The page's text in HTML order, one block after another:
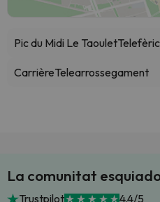
Pic du Midi Le TaouletTelefèric
CarrièreTelearrossegament
La comunitat
Trustpilot 4.4/5